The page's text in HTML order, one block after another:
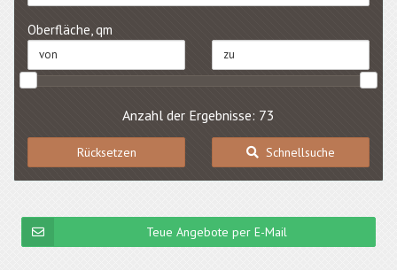
Oberfläche, qm
Anzahl der Ergebnisse: 73
Rücksetzen Schnellsuche
Teue Angebote per E-Mail